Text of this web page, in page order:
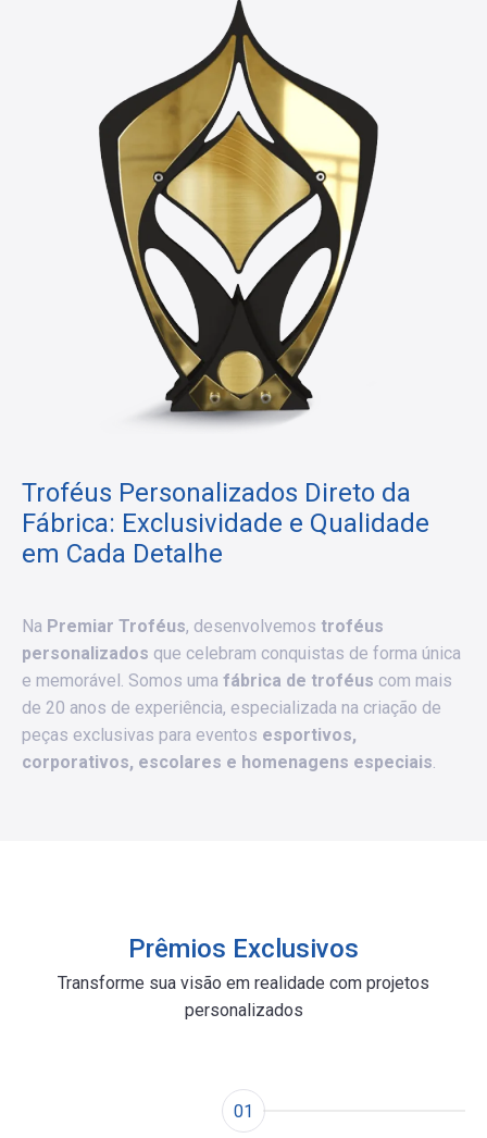
Troféus Personalizados Direto da
Fábrica: Exclusividade e Qualidade
em Cada Detalhe
Na Premiar Troféus, desenvolvemos troféus
personalizados que celebram conquistas de forma única
e memorável. Somos uma fábrica de troféus com mais
de 20 anos de experiência, especializada na criação de
peças exclusivas para eventos esportivos,
corporativos, escolares e homenagens especiais.
Prêmios Exclusivos
Transforme sua visão em realidade com projetos
personalizados
01